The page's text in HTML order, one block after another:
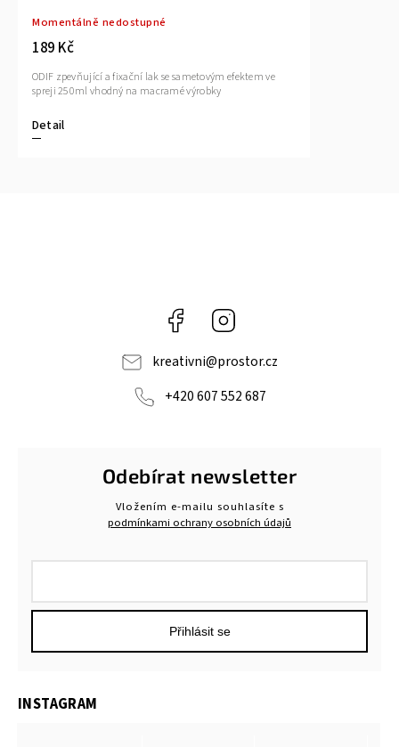
Momentálně nedostupné
189 Kč
Detail
ODIF zpevňující a fixační lak se sametovým efektem ve
spreji 250ml vhodný na macramé výrobky
Facebook
kreativni@prostor.cz
+420 607 552 687
Odebírat newsletter
Vložením e-mailu souhlasíte s
podmínkami ochrany osobních údajů
Přihlásit se
INSTAGRAM